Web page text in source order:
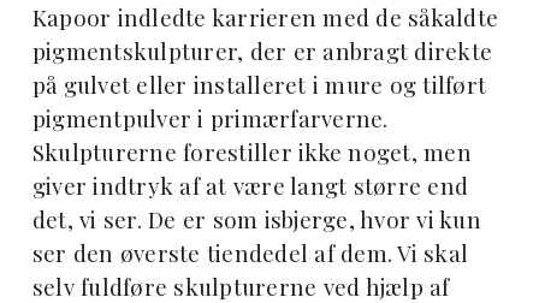
Kapoor indledte karrieren med de såkaldte
pigmentskulpturer, der er anbragt direkte
på gulvet eller installeret i mure og tilført
pigmentpulver i primærfarverne.
Skulpturerne forestiller ikke noget, men
giver indtryk af at være langt større end
det, vi ser. De er som isbjerge, hvor vi kun
ser den øverste tiendedel af dem. Vi skal
selv fuldføre skulpturerne ved hjælp af